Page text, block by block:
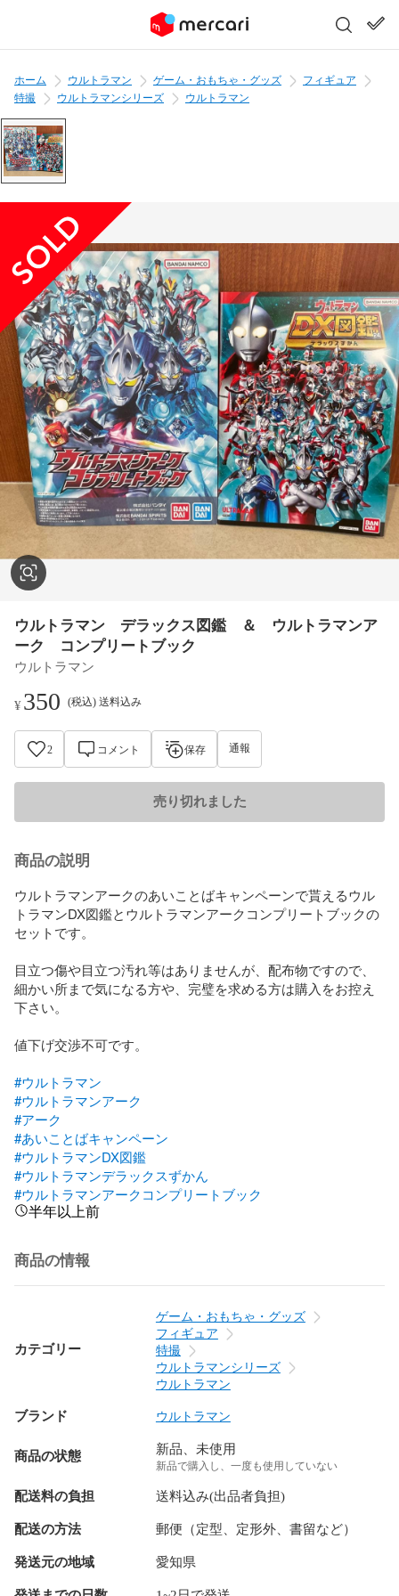
ホーム ウルトラマン ゲーム・おもちゃ・グッズ
フィギュア
特撮
ウルトラマンシリーズ ウルトラマン
ウルトラマン デラックス図鑑 ＆ ウルトラマンア
ーク コンプリートブック
ウルトラマン
¥350 (税込) 送料込み
2 コメント 保存 通報
売り切れました
商品の説明
ウルトラマンアークのあいことばキャンペーンで貰えるウル
トラマンDX図鑑とウルトラマンアークコンプリートブックの
セットです。
目立つ傷や目立つ汚れ等はありませんが、配布物ですので、
細かい所まで気になる方や、完璧を求める方は購入をお控え
下さい。
値下げ交渉不可です。
#ウルトラマン
#ウルトラマンアーク
#アーク
#あいことばキャンペーン
#ウルトラマンDX図鑑
#ウルトラマンデラックスずかん
#ウルトラマンアークコンプリートブック
半年以上前
商品の情報
カテゴリー
ゲーム・おもちゃ・グッズ
フィギュア
特撮
ウルトラマンシリーズ
ウルトラマン
ブランド ウルトラマン
商品の状態 新品、未使用
新品で購入し、一度も使用していない
配送料の負担 送料込み(出品者負担)
配送の方法 郵便（定型、定形外、書留など）
発送元の地域 愛知県